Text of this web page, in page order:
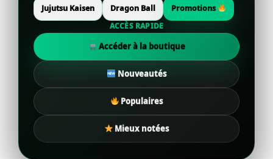
Jujutsu Kaisen Dragon Ball
Promotions
ACCÈS RAPIDE
Accéder à la boutique
Nouveautés
Populaires
Mieux notées